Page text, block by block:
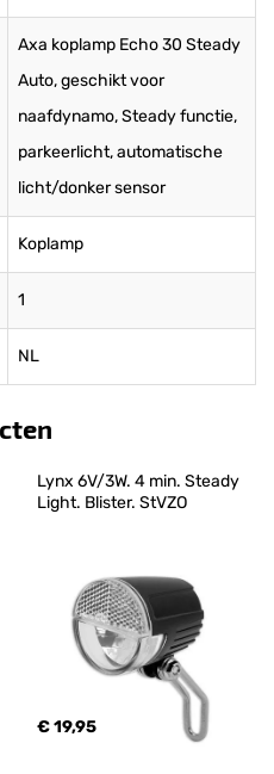
Axa koplamp Echo 30 Steady
Auto, geschikt voor
naafdynamo, Steady functie,
parkeerlicht, automatische
licht/donker sensor
Koplamp
1
NL
Lynx 6V/3W. 4 min. Steady
Light. Blister. StVZO
€ 19,95